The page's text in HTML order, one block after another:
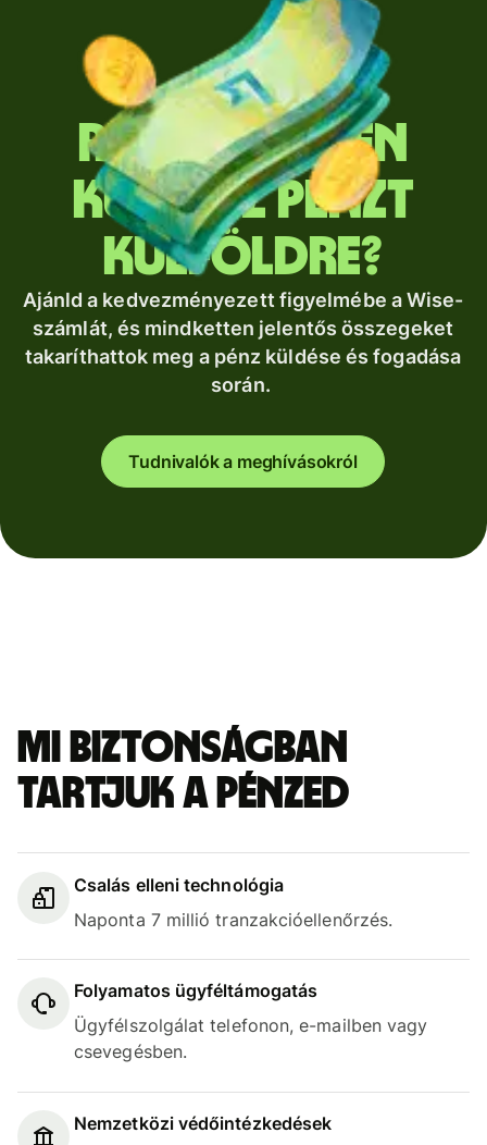
Rendszeresen
küldesz pénzt
külföldre?
Ajánld a kedvezményezett figyelmébe a Wise-
számlát, és mindketten jelentős összegeket
takaríthattok meg a pénz küldése és fogadása
során.
Tudnivalók a meghívásokról
Mi biztonságban
tartjuk a pénzed
Csalás elleni technológia
Naponta 7 millió tranzakcióellenőrzés.
Folyamatos ügyféltámogatás
Ügyfélszolgálat telefonon, e-mailben vagy
csevegésben.
Nemzetközi védőintézkedések